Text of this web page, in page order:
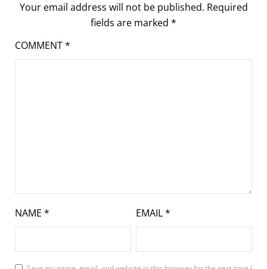
Your email address will not be published. Required
fields are marked *
COMMENT*
NAME * EMAIL*